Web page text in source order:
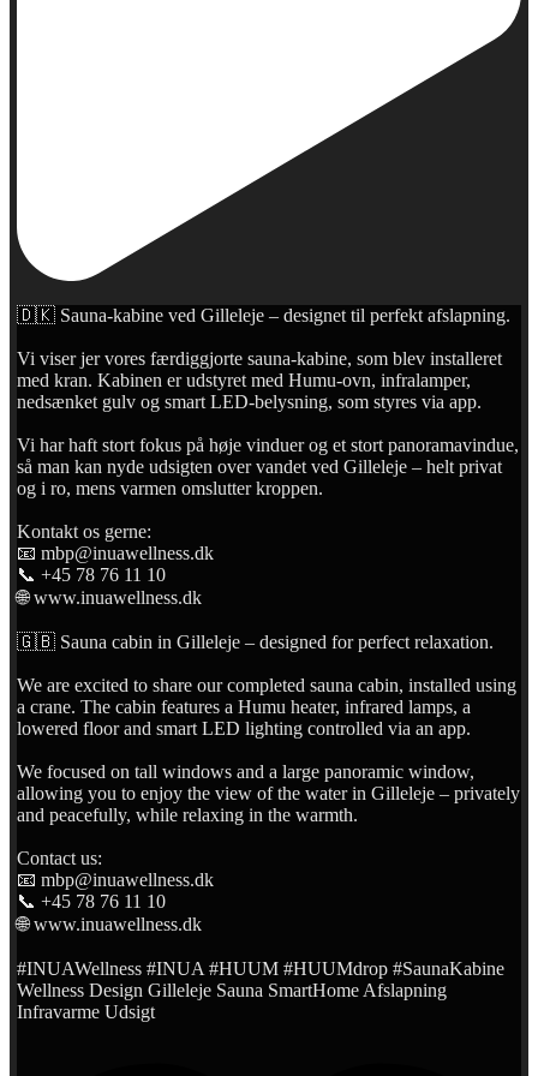
🇩🇰 Sauna-kabine ved Gilleleje – designet til perfekt afslapning.
Vi viser jer vores færdiggjorte sauna-kabine, som blev installeret
med kran. Kabinen er udstyret med Humu-ovn, infralamper,
nedsænket gulv og smart LED-belysning, som styres via app.
Vi har haft stort fokus på høje vinduer og et stort panoramavindue,
så man kan nyde udsigten over vandet ved Gilleleje – helt privat
og i ro, mens varmen omslutter kroppen.
Kontakt os gerne:
📧 mbp@inuawellness.dk
📞 +45 78 76 11 10
🌐 www.inuawellness.dk
🇬🇧 Sauna cabin in Gilleleje – designed for perfect relaxation.
We are excited to share our completed sauna cabin, installed using
a crane. The cabin features a Humu heater, infrared lamps, a
lowered floor and smart LED lighting controlled via an app.
We focused on tall windows and a large panoramic window,
allowing you to enjoy the view of the water in Gilleleje – privately
and peacefully, while relaxing in the warmth.
Contact us:
📧 mbp@inuawellness.dk
📞 +45 78 76 11 10
🌐 www.inuawellness.dk
#INUAWellness #INUA #HUUM #HUUMdrop #SaunaKabine
Wellness Design Gilleleje Sauna SmartHome Afslapning
Infravarme Udsigt